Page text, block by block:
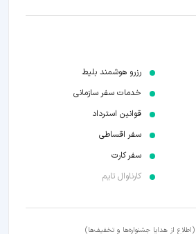
رزرو هوشمند بلیط
خدمات سفر سازمانی
قوانین استرداد
سفر اقساطی
سفر کارت
کارناوال تایم
(اطلاع از هدایا جشنواره‌ها و تخفیف‌ها)